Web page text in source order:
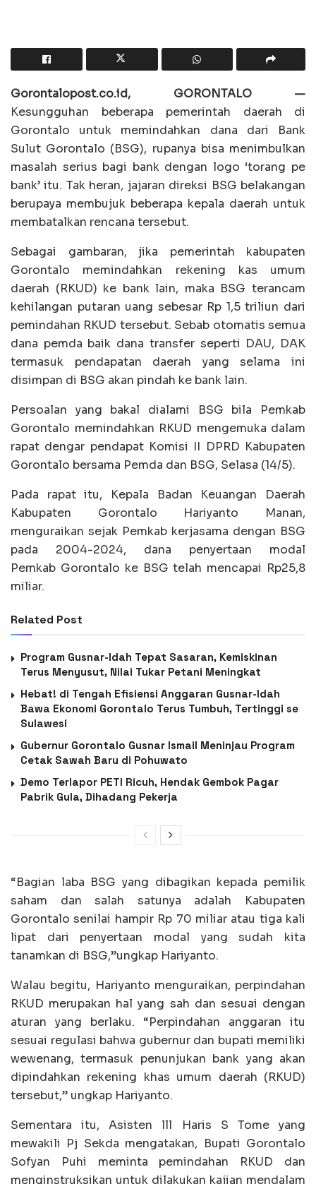
Gorontalopost.co.id, GORONTALO —
Kesungguhan beberapa pemerintah daerah di
Gorontalo untuk memindahkan dana dari Bank
Sulut Gorontalo (BSG), rupanya bisa menimbulkan
masalah serius bagi bank dengan logo ‘torang pe
bank’ itu. Tak heran, jajaran direksi BSG belakangan
berupaya membujuk beberapa kepala daerah untuk
membatalkan rencana tersebut.
Sebagai gambaran, jika pemerintah kabupaten
Gorontalo memindahkan rekening kas umum
daerah (RKUD) ke bank lain, maka BSG terancam
kehilangan putaran uang sebesar Rp 1,5 triliun dari
pemindahan RKUD tersebut. Sebab otomatis semua
dana pemda baik dana transfer seperti DAU, DAK
termasuk pendapatan daerah yang selama ini
disimpan di BSG akan pindah ke bank lain.
Persoalan yang bakal dialami BSG bila Pemkab
Gorontalo memindahkan RKUD mengemuka dalam
rapat dengar pendapat Komisi II DPRD Kabupaten
Gorontalo bersama Pemda dan BSG, Selasa (14/5).
Pada rapat itu, Kepala Badan Keuangan Daerah
Kabupaten Gorontalo Hariyanto Manan,
menguraikan sejak Pemkab kerjasama dengan BSG
pada 2004-2024, dana penyertaan modal
Pemkab Gorontalo ke BSG telah mencapai Rp25,8
miliar.
Related Post
Program Gusnar-Idah Tepat Sasaran, Kemiskinan
Terus Menyusut, Nilai Tukar Petani Meningkat
Hebat! di Tengah Efisiensi Anggaran Gusnar-Idah
Bawa Ekonomi Gorontalo Terus Tumbuh, Tertinggi se
Sulawesi
Gubernur Gorontalo Gusnar Ismail Meninjau Program
Cetak Sawah Baru di Pohuwato
Demo Terlapor PETI Ricuh, Hendak Gembok Pagar
Pabrik Gula, Dihadang Pekerja
“Bagian laba BSG yang dibagikan kepada pemilik
saham dan salah satunya adalah Kabupaten
Gorontalo senilai hampir Rp 70 miliar atau tiga kali
lipat dari penyertaan modal yang sudah kita
tanamkan di BSG,”ungkap Hariyanto.
Walau begitu, Hariyanto menguraikan, perpindahan
RKUD merupakan hal yang sah dan sesuai dengan
aturan yang berlaku. “Perpindahan anggaran itu
sesuai regulasi bahwa gubernur dan bupati memiliki
wewenang, termasuk penunjukan bank yang akan
dipindahkan rekening khas umum daerah (RKUD)
tersebut,” ungkap Hariyanto.
Sementara itu, Asisten lll Haris S Tome yang
mewakili Pj Sekda mengatakan, Bupati Gorontalo
Sofyan Puhi meminta pemindahan RKUD dan
menginstruksikan untuk dilakukan kajian mendalam